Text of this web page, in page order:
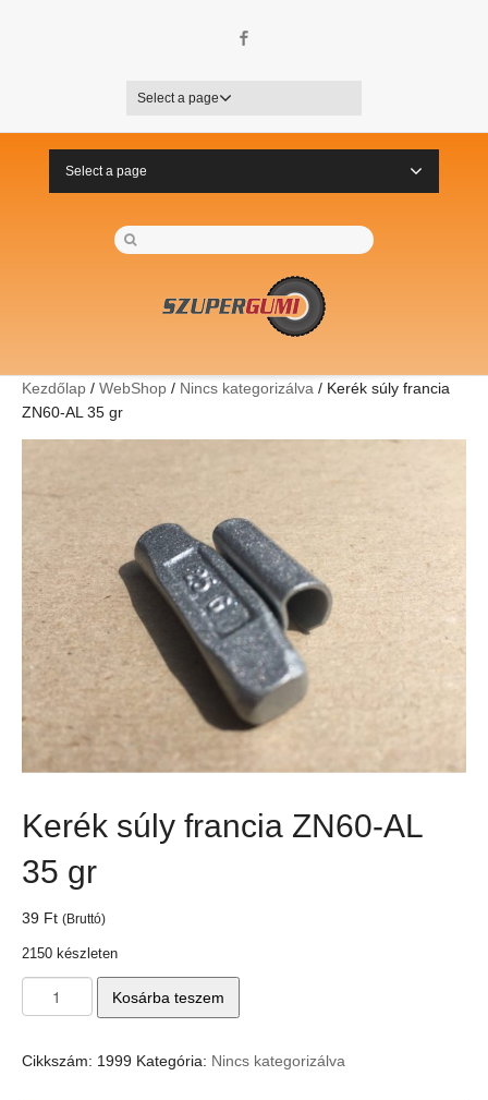
Select a page
Select a page
Kezdőlap / WebShop / Nincs kategorizálva / Kerék súly francia
ZN60-AL 35 gr
Kerék súly francia ZN60-AL
35 gr
39 Ft (Bruttó)
2150 készleten
ZN60-
Kosárba teszem
Cikkszám: 1999 Kategória: Nincs kategorizálva